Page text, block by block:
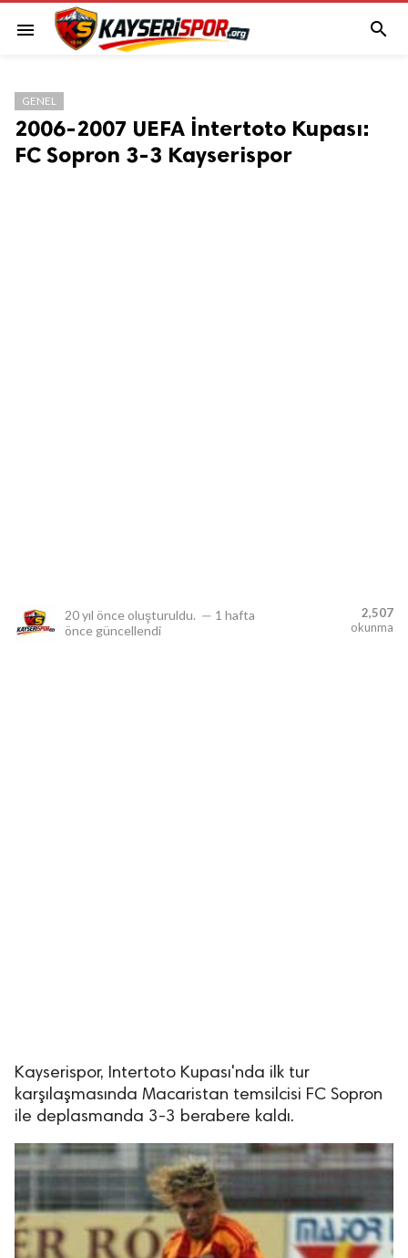
menu 
GENEL
2006-2007 UEFA İntertoto Kupası:
FC Sopron 3-3 Kayserispor
20 yıl önce oluşturuldu. — 1 hafta
önce güncellendi
2,507
okunma
Kayserispor, Intertoto Kupası'nda ilk tur
karşılaşmasında Macaristan temsilcisi FC Sopron
ile deplasmanda 3-3 berabere kaldı.